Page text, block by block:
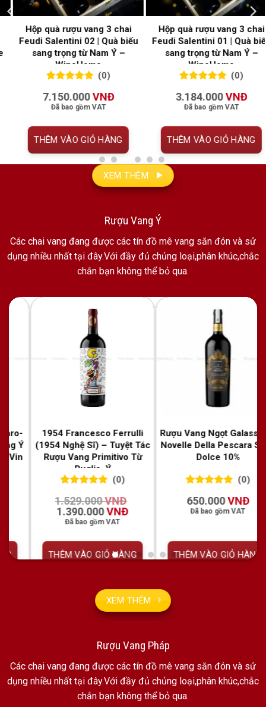
quà rượu vang 3 chai
Salentini 01 | Quà biếu
trọng từ Nam Ý –
WineHome
trên 5
đánh giá
(0)
3.184.000VNĐ
Đã bao gồm VAT
THÊM VÀO GIỎ HÀNG
Hộp Quà Rượu Vang 6 Chai
Feudi Salentini 02 Hộp Gỗ
Cao Cấp | WineHome
trên 5
đánh giá
(0)
14.135.000VNĐ
Đã bao gồm VAT
THÊM VÀO GIỎ HÀNG
XEM THÊM
Rượu Vang Ý
Các chai vang đang được các tín đồ mê vang săn đón và sử
dụng nhiều nhất tại đây.Với đầy đủ chủng loại,phân khúc,chắc
chắn bạn không thể bỏ qua.
VNĐ.
Vang Ngọt Galasso Le
Della Pescara Semi
Dolce 10%
trên 5
(0)
650.000VNĐ
Đã bao gồm VAT
THÊM VÀO GIỎ HÀNG
Rượu vang Ý Lampasso
Nero Appassionato – Vang
Ý Appassimento Đậm Đà,
Sang Trọng
(0)
1.375.000VNĐ
Đã bao gồm VAT
THÊM VÀO GIỎ HÀNG
XEM THÊM
Rượu Vang Pháp
Các chai vang đang được các tín đồ mê vang săn đón và sử
dụng nhiều nhất tại đây.Với đầy đủ chủng loại,phân khúc,chắc
chắn bạn không thể bỏ qua.